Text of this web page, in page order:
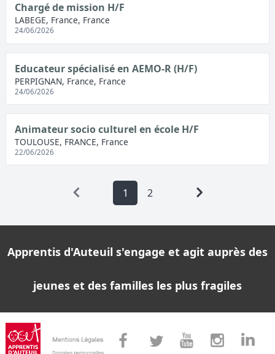
Chargé de mission H/F
LABEGE, France, France
24/06/2026
Educateur spécialisé en AEMO-R (H/F)
PERPIGNAN, France, France
24/06/2026
Animateur socio culturel en école H/F
TOULOUSE, FRANCE, France
22/06/2026
1 2
Apprentis d'Auteuil s'engage et agit auprès des
jeunes et des familles les plus fragiles